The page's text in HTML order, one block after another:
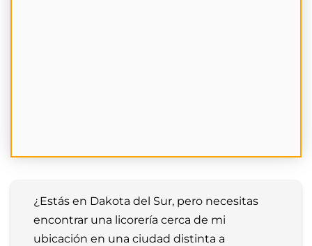
¿Estás en Dakota del Sur, pero necesitas
encontrar una licorería cerca de mi
ubicación en una ciudad distinta a